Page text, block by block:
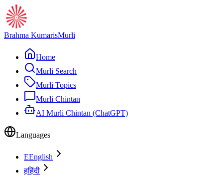
Brahma KumarisMurli
Home
Murli Search
Murli Topics
Murli Chintan
AI Murli Chintan (ChatGPT)
Languages
EEnglish
हहिंदी